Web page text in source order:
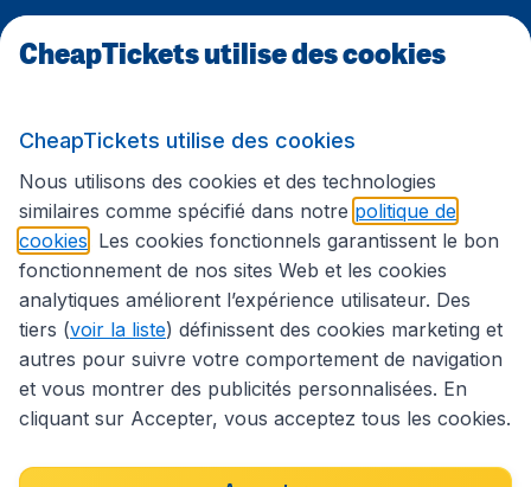
Sites internationaux
Suivez CheapTickets.be
Déclaration d’accessibilité
Conditions générales
CheapTickets utilise des cookies
CheapTickets utilise des cookies
Nous utilisons des cookies et des technologies
similaires comme spécifié dans notre politique de
cookies . Les cookies fonctionnels garantissent le bon
fonctionnement de nos sites Web et les cookies
analytiques améliorent l’expérience utilisateur. Des
tiers (voir la liste) définissent des cookies marketing et
autres pour suivre votre comportement de navigation
et vous montrer des publicités personnalisées. En
cliquant sur Accepter, vous acceptez tous les cookies.